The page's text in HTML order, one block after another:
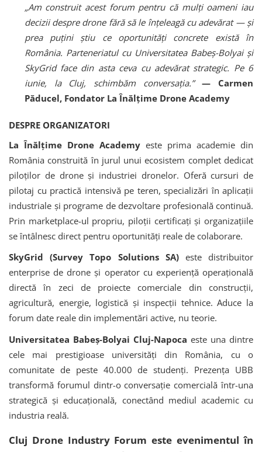
„Am construit acest forum pentru că mulți oameni iau
decizii despre drone fără să le înțeleagă cu adevărat — și
prea puțini știu ce oportunități concrete există în
România. Parteneriatul cu Universitatea Babeș-Bolyai și
SkyGrid face din asta ceva cu adevărat strategic. Pe 6
iunie, la Cluj, schimbăm conversația.”
— Carmen
Păducel, Fondator La Înălțime Drone Academy
DESPRE ORGANIZATORI
La Înălțime Drone Academy este prima academie din
România construită în jurul unui ecosistem complet dedicat
piloților de drone și industriei dronelor. Oferă cursuri de
pilotaj cu practică intensivă pe teren, specializări în aplicații
industriale și programe de dezvoltare profesională continuă.
Prin marketplace-ul propriu, piloții certificați și organizațiile
se întâlnesc direct pentru oportunități reale de colaborare.
SkyGrid (Survey Topo Solutions SA) este distribuitor
enterprise de drone și operator cu experiență operațională
directă în zeci de proiecte comerciale din construcții,
agricultură, energie, logistică și inspecții tehnice. Aduce la
forum date reale din implementări active, nu teorie.
Universitatea Babeș-Bolyai Cluj-Napoca este una dintre
cele mai prestigioase universități din România, cu o
comunitate de peste 40.000 de studenți. Prezența UBB
transformă forumul dintr-o conversație comercială într-una
strategică și educațională, conectând mediul academic cu
industria reală.
Cluj Drone Industry Forum este evenimentul în